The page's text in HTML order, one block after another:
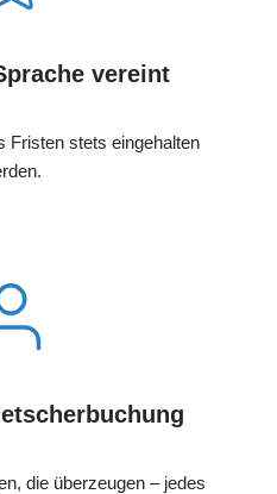
vereint
Fristen stets eingehalten
die überzeugen – jedes